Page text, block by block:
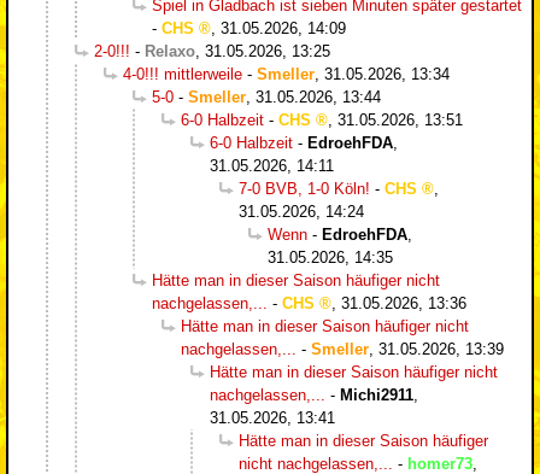
Spiel in Gladbach ist sieben Minuten später gestartet
- CHS
31.05.2026, 14:09
2-0!!! - Relaxo 31.05.2026, 13:25
4-0!!! mittlerweile - Smeller 31.05.2026, 13:34
5-0 - Smeller 31.05.2026, 13:44
6-0 Halbzeit - CHS
31.05.2026, 13:51
6-0 Halbzeit - EdroehFDA
31.05.2026, 14:11
7-0 BVB, 1-0 Köln! - CHS
31.05.2026, 14:24
Wenn - EdroehFDA
31.05.2026, 14:35
Hätte man in dieser Saison häufiger nicht
nachgelassen,...
- CHS
31.05.2026, 13:36
Hätte man in dieser Saison häufiger nicht
nachgelassen,...
- Smeller 31.05.2026, 13:39
Hätte man in dieser Saison häufiger nicht
nachgelassen,...
- Michi2911
31.05.2026, 13:41
Hätte man in dieser Saison häufiger
nicht nachgelassen,...
- homer73